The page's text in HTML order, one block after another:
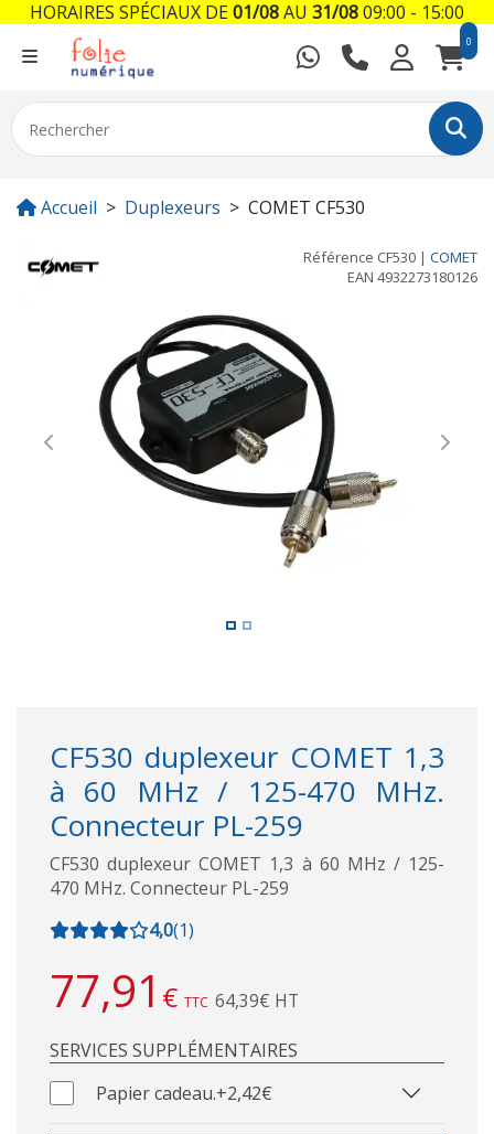
0
Accueil Duplexeurs COMET CF530
Référence CF530 | COMET
EAN 4932273180126
Previous Next
CF530 duplexeur COMET 1,3
à 60 MHz / 125-470 MHz.
Connecteur PL-259
CF530 duplexeur COMET 1,3 à 60 MHz / 125-
470 MHz. Connecteur PL-259
4,0(1)
77,91 € TTC 64,39€ HT
SERVICES SUPPLÉMENTAIRES
Papier cadeau.+2,42€
HORAIRES SPÉCIAUX DE01/08AU 31/0809:00 - 15:00